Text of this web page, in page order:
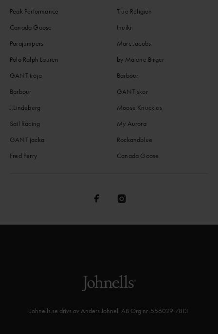
Peak Performance
Canada Goose
Parajumpers
Polo Ralph Lauren
GANT tröja
Barbour
J.Lindeberg
Sail Racing
GANT jacka
Fred Perry
True Religion
Inuikii
Marc Jacobs
by Malene Birger
Barbour
GANT skor
Moose Knuckles
My Aurora
Rockandblue
Canada Goose
Johnells.se drivs av Anders Johnell AB Org nr. 556029-7813